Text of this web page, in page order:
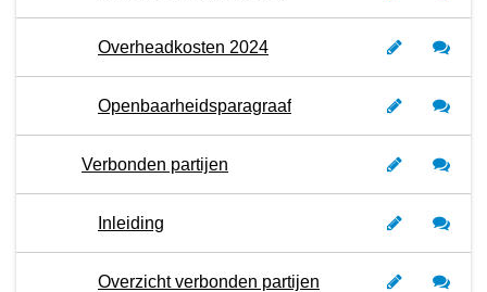
Overheadkosten 2024
Openbaarheidsparagraaf
Verbonden partijen
Inleiding
Overzicht verbonden partijen